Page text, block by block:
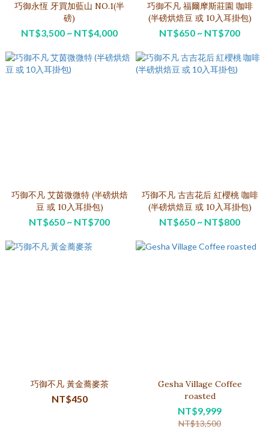
巧御永恆 牙買加藍山 NO.1(半
磅)
NT$3,500 ~ NT$4,000
巧御不凡 福爾摩斯莊園 咖啡
(半磅烘焙豆 或 10入耳掛包)
NT$650 ~ NT$700
巧御不凡 艾茵微微特 (半磅烘焙
豆 或 10入耳掛包)
NT$650 ~ NT$700
巧御不凡 古吉花后 紅櫻桃 咖啡
(半磅烘焙豆 或 10入耳掛包)
NT$650 ~ NT$800
巧御不凡 黃金蕎麥茶
NT$450
Gesha Village Coffee
roasted
NT$9,999
NT$13,500